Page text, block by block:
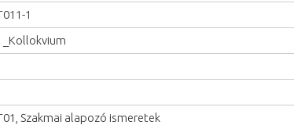
1
_Kollokvium
Szakmai alapozó ismeretek